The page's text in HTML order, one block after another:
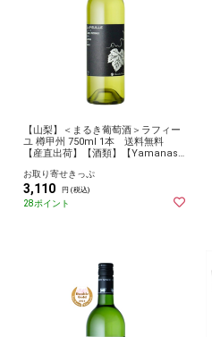
【山梨】＜まるき葡萄酒＞ラフィー
ユ 樽甲州 750ml 1本 送料無料
【産直出荷】【酒類】【Yamanashi
お取り寄せ グルメ 産地直送 産直
お取り寄せきっぷ
3,110 円 (税込)
28ポイント